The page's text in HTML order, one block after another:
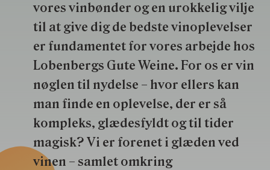
vores vinbønder og en urokkelig vilje
til at give dig de bedste vinoplevelser
er fundamentet for vores arbejde hos
Lobenbergs Gute Weine. For os er vin
nøglen til nydelse – hvor ellers kan
man finde en oplevelse, der er så
kompleks, glædesfyldt og til tider
magisk? Vi er forenet i glæden ved
vinen – samlet omkring